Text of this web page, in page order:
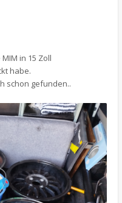
in 15 Zoll
habe.
schon gefunden..